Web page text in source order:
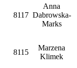
8117
Anna
Dabrowska-
Marks
8115
Marzena
Klimek